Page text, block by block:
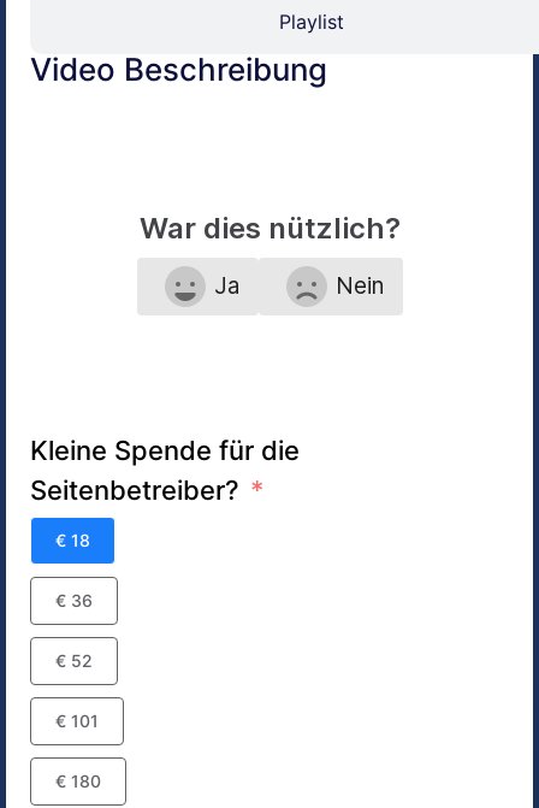
Playlist
Video Beschreibung
War dies nützlich?
Ja Nein
Kleine Spende für die
Seitenbetreiber?
€ 18
€ 36
€ 52
€ 101
€ 180